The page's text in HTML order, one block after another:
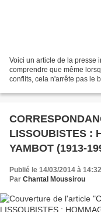
Voici un article de la presse
comprendre que même
conflits, cela n'arrête pas le
LISSOUBISTES :
YAMBOT (1913-
Publié le 14/03/2014 à 14:32
Par Chantal Moussirou